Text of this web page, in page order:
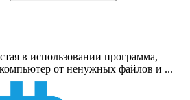
в использовании программа,
от ненужных файлов и ...